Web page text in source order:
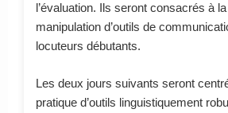
l’évaluation. Ils seront consacrés à
manipulation d’outils de
locuteurs débutants.
Les deux jours suivants seront
pratique d’outils linguistiquement